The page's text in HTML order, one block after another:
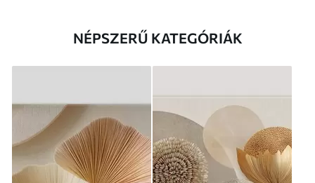
NÉPSZERŰ KATEGÓRIÁK